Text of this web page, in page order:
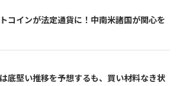
コインが法定通貨に！中南米諸国が関心を
底堅い推移を予想するも、買い材料なき状